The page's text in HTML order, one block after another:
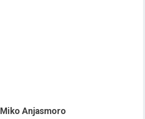
Miko Anjasmoro